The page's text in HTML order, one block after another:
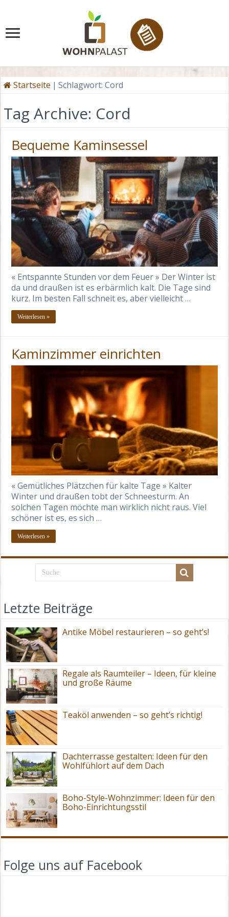
Startseite | Schlagwort:Cord
Tag Archive: Cord
Bequeme Kaminsessel
« Entspannte Stunden vor dem Feuer » Der Winter ist
da und draußen ist es erbärmlich kalt. Die Tage sind
kurz. Im besten Fall schneit es, aber vielleicht …
Weiterlesen »
Kaminzimmer einrichten
« Gemütliches Plätzchen für kalte Tage » Kalter
Winter und draußen tobt der Schneesturm. An
solchen Tagen möchte man wirklich nicht raus. Viel
schöner ist es, es sich …
Weiterlesen »
Letzte Beiträge
Antike Möbel restaurieren – so geht’s!
Regale als Raumteiler – Ideen, für kleine
und große Räume
Teaköl anwenden – so geht’s richtig!
Dachterrasse gestalten: Ideen für den
Wohlfühlort auf dem Dach
Boho-Style-Wohnzimmer: Ideen für den
Boho-Einrichtungsstil
Folge uns auf Facebook